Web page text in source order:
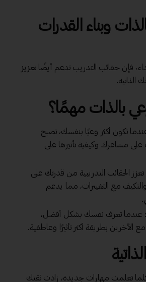
وبناء القدرات
فإن حقائب التدريب تدعم أيضًا تعزيز
الذاتية.
بالذات مهمًا؟
تكون أكثر وعيًا بنفسك، تصبح
على مشاعرك وكيفية تأثيرها على
تعزز الحقائب التدريبية من قدرتك على
مع التغييرات، مما يدعم
: عندما تعرف نفسك بشكل أفضل،
الآخرين بطريقة أكثر تأثيرًا وعاطفية.
تعلمت مهارات جديدة، زادت ثقتك